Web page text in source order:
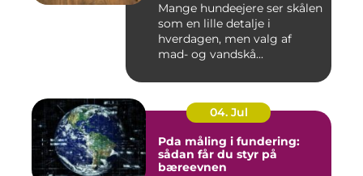
Mange hundeejere ser skålen
som en lille detalje i
hverdagen, men valg af
mad- og vandskå...
04. Jul
Pda måling i fundering:
sådan får du styr på
bæreevnen